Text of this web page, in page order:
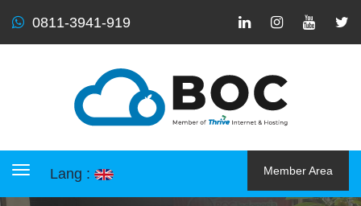
0811-3941-919
Toggle navigation
Lang : Member Area